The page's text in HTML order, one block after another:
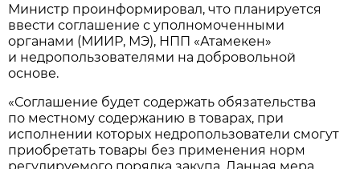
Министр проинформировал, что планируется
ввести соглашение с уполномоченными
органами (МИИР, МЭ), НПП «Атамекен»
и недропользователями на добровольной
основе.
«Соглашение будет содержать обязательства
по местному содержанию в товарах, при
исполнении которых недропользователи смогут
приобретать товары без применения норм